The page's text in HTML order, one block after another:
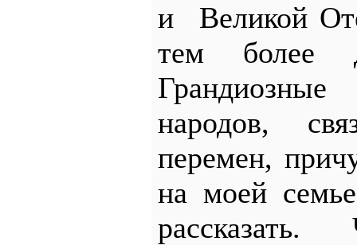
и Великой
тем более
Грандиозные
народов,
перемен,
на моей